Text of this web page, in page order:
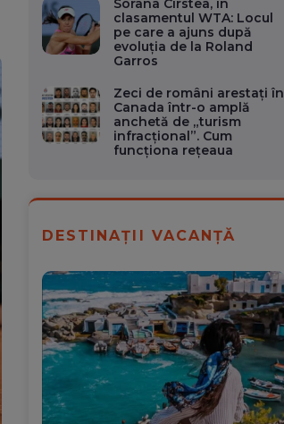
clasamentul WTA: Locul
pe care a ajuns după
evoluția de la Roland
Garros
Zeci de români arestați în
Canada într-o amplă
anchetă de „turism
infracțional”. Cum
funcționa rețeaua
DESTINAȚII VACANȚĂ